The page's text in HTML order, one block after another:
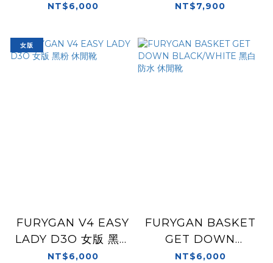
黑金 休閒靴 女版 車靴
NT$6,000 休閒 女版 車靴
NT$7,900
女版
FURYGAN V4 EASY
LADY D3O 女版 黑粉
休閒靴
NT$6,000
FURYGAN BASKET
GET DOWN
BLACK/WHITE 黑白
NT$6,000